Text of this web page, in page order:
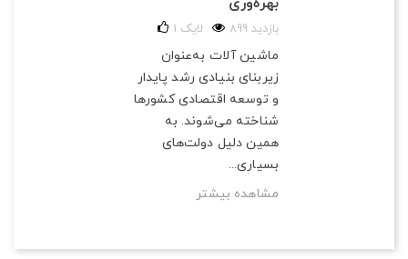
899 بازدید 1 لایک
ماشین آلات به‌عنوان
زیربنای بنیادی رشد پایدار
و توسعه اقتصادی کشورها
شناخته می‌شوند. به
همین دلیل دولت‌های
بسیاری...
مشاهده بیشتر